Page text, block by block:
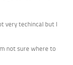
very techincal but I
not sure where to